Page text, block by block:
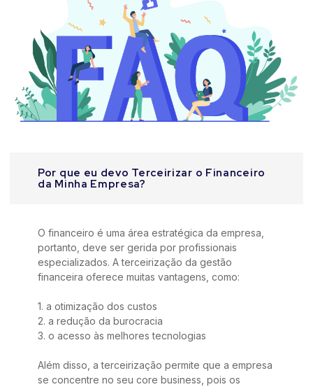
Por que eu devo Terceirizar o Financeiro
da Minha Empresa?
O financeiro é uma área estratégica da empresa,
portanto, deve ser gerida por profissionais
especializados. A terceirização da gestão
financeira oferece muitas vantagens, como:
1. a otimização dos custos
2. a redução da burocracia
3. o acesso às melhores tecnologias
Além disso, a terceirização permite que a empresa
se concentre no seu core business, pois os